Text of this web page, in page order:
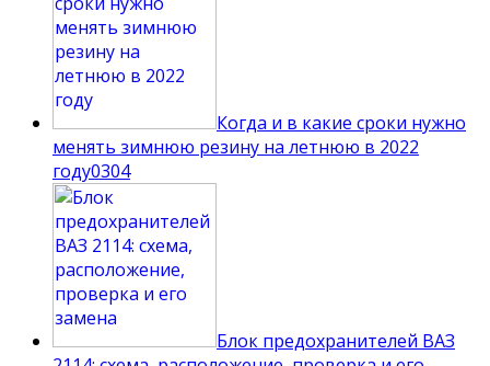
Когда и в какие сроки нужно
менять зимнюю резину на летнюю в 2022
году0304
Блок предохранителей ВАЗ